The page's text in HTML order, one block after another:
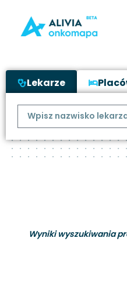
Lekarze
Wyniki wyszukiwania